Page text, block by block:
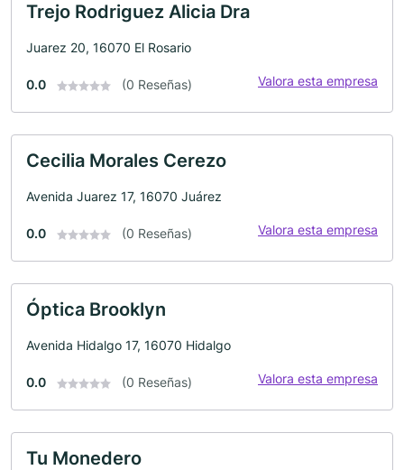
Trejo Rodriguez Alicia Dra
Juarez 20, 16070 El Rosario
0.0 (0 Reseñas) Valora esta empresa
Cecilia Morales Cerezo
Avenida Juarez 17, 16070 Juárez
0.0 (0 Reseñas) Valora esta empresa
Óptica Brooklyn
Avenida Hidalgo 17, 16070 Hidalgo
0.0 (0 Reseñas) Valora esta empresa
Tu Monedero